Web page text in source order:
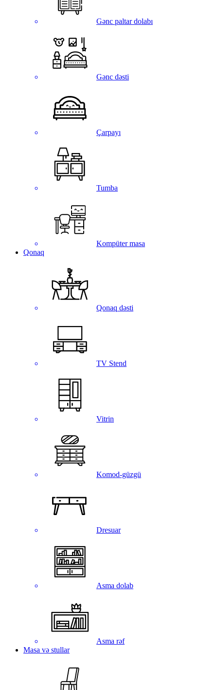
Gənc paltar dolabı
Gənc dəsti
Çarpayı
Tumba
Kompüter masa
Qonaq
Qonaq dəsti
TV Stend
Vitrin
Komod-güzgü
Dresuar
Asma dolab
Asma rəf
Masa və stullar